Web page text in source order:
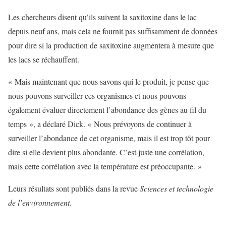
Les chercheurs disent qu’ils suivent la saxitoxine dans le lac
depuis neuf ans, mais cela ne fournit pas suffisamment de données
pour dire si la production de saxitoxine augmentera à mesure que
les lacs se réchauffent.
« Mais maintenant que nous savons qui le produit, je pense que
nous pouvons surveiller ces organismes et nous pouvons
également évaluer directement l’abondance des gènes au fil du
temps », a déclaré Dick. « Nous prévoyons de continuer à
surveiller l’abondance de cet organisme, mais il est trop tôt pour
dire si elle devient plus abondante. C’est juste une corrélation,
mais cette corrélation avec la température est préoccupante. »
Leurs résultats sont publiés dans la revueSciences et technologie
de l’environnement.